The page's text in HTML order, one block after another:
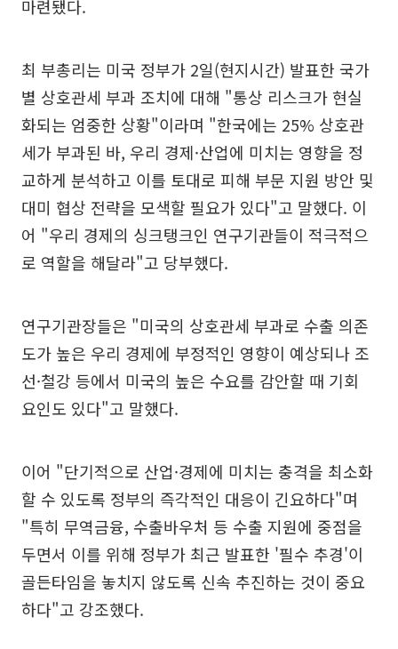
마련됐다.
최 부총리는 미국 정부가 2일(현지시간) 발표한 국가
별 상호관세 부과 조치에 대해 "통상 리스크가 현실
화되는 엄중한 상황"이라며 "한국에는 25% 상호관
세가 부과된 바, 우리 경제·산업에 미치는 영향을 정
교하게 분석하고 이를 토대로 피해 부문 지원 방안 및
대미 협상 전략을 모색할 필요가 있다"고 말했다. 이
어 "우리 경제의 싱크탱크인 연구기관들이 적극적으
로 역할을 해달라"고 당부했다.
연구기관장들은 "미국의 상호관세 부과로 수출 의존
도가 높은 우리 경제에 부정적인 영향이 예상되나 조
선·철강 등에서 미국의 높은 수요를 감안할 때 기회
요인도 있다"고 말했다.
이어 "단기적으로 산업·경제에 미치는 충격을 최소화
할 수 있도록 정부의 즉각적인 대응이 긴요하다"며
"특히 무역금융, 수출바우처 등 수출 지원에 중점을
두면서 이를 위해 정부가 최근 발표한 '필수 추경'이
골든타임을 놓치지 않도록 신속 추진하는 것이 중요
하다"고 강조했다.